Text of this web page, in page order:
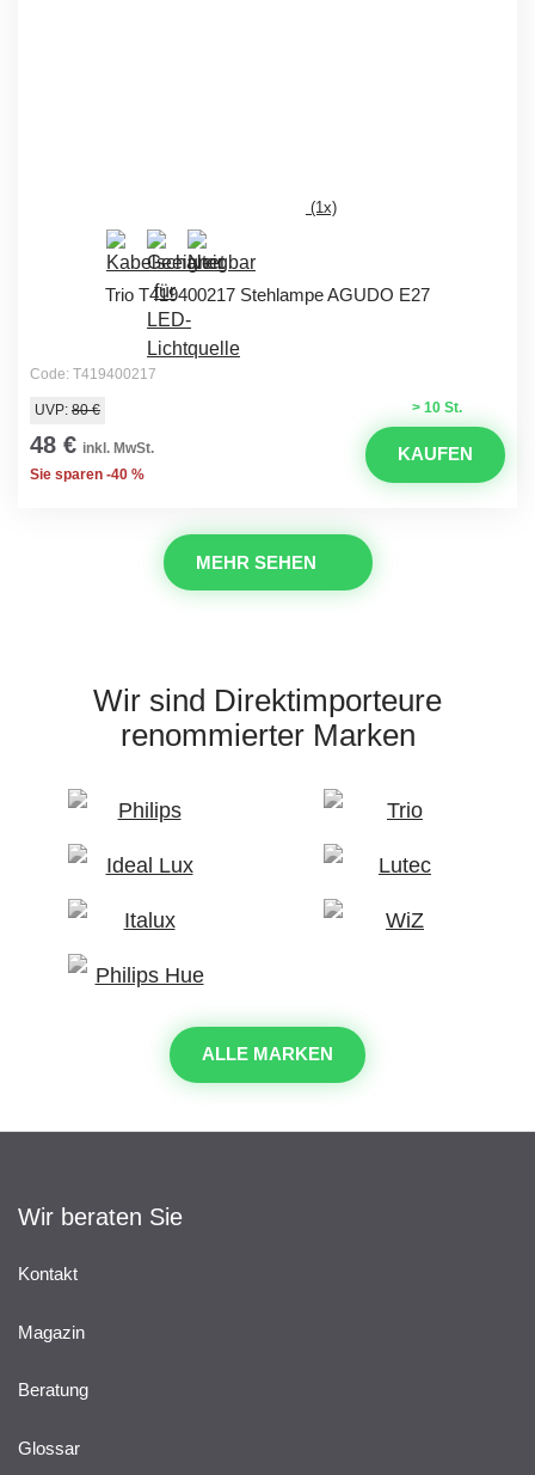
(1x)
Trio T419400217 Stehlampe AGUDO E27
Code: T419400217
> 10 St.
UVP: 80 €
48 € inkl. MwSt.
Sie sparen -40 %
KAUFEN
MEHR SEHEN
Wir sind Direktimporteure
renommierter Marken
ALLE MARKEN
Wir beraten Sie
Kontakt
Magazin
Beratung
Glossar